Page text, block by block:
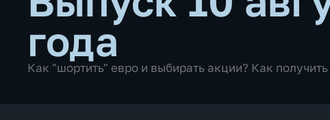
года
Как "шортить" евро и выбирать акции? Как